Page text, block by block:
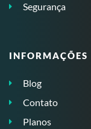
Segurança
INFORMAÇÕES
Blog
Contato
Planos